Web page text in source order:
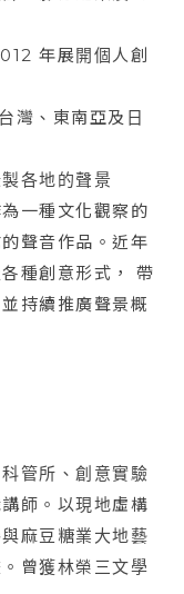
年展開個人創
灣、東南亞及日
各地的聲景
一種文化觀察的
聲音作品。近年
種創意形式， 帶
持續推廣聲景概
管所、創意實驗
師。以現地虛構
麻豆糖業大地藝
曾獲林榮三文學